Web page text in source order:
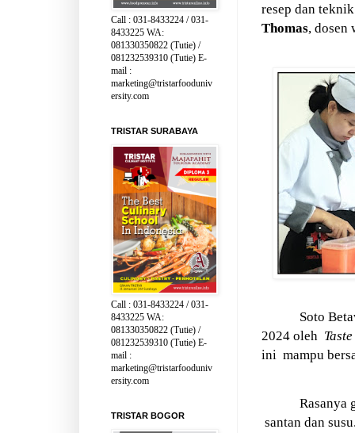
resep dan
Thomas, dosen
Soto
2024 oleh
ini mampu
Rasanya
santan dan
Call : 031-8433224 / 031-
8433225 WA:
081330350822 (Tutie) /
081232539310 (Tutie) E-
mail :
marketing@tristarfooduniv
ersity.com
TRISTAR SURABAYA
Call : 031-8433224 / 031-
8433225 WA:
081330350822 (Tutie) /
081232539310 (Tutie) E-
mail :
marketing@tristarfooduniv
ersity.com
TRISTAR BOGOR